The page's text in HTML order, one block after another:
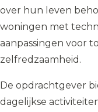
over hun leven
woningen met
aanpassingen voor
zelfredzaamheid.
De opdrachtgever
dagelijkse